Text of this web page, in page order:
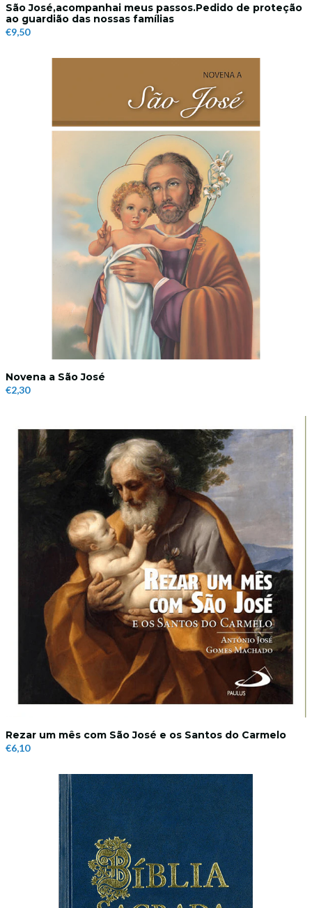
São José,acompanhai meus passos.Pedido de proteção
ao guardião das nossas famílias
€9,50
Novena a São José
€2,30
Rezar um mês com São José e os Santos do Carmelo
€6,10